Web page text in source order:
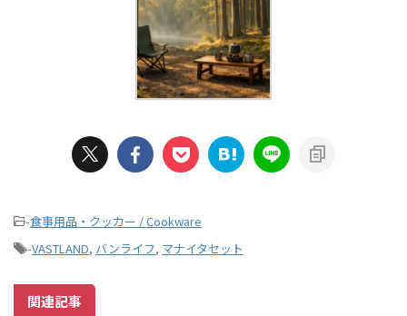
-食事用品・クッカー / Cookware
-VASTLAND, バンライフ, マナイタセット
関連記事